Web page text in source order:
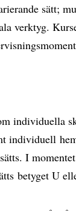
sätt;
verktyg.
individuella
individuell
I
betyget U